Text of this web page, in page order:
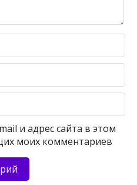
и адрес сайта в этом
моих комментариев